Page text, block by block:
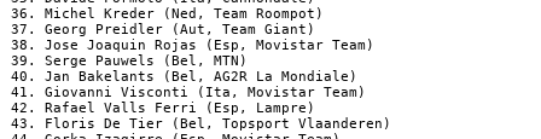
36. Michel Kreder (Ned, Team Roompot)
37. Georg Preidler (Aut, Team Giant)
38. Jose Joaquin Rojas (Esp, Movistar Team)
39. Serge Pauwels (Bel, MTN)
40. Jan Bakelants (Bel, AG2R La Mondiale)
41. Giovanni Visconti (Ita, Movistar Team)
42. Rafael Valls Ferri (Esp, Lampre)
43. Floris De Tier (Bel, Topsport Vlaanderen)